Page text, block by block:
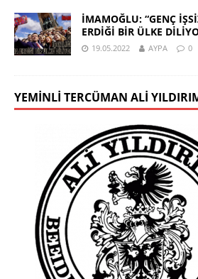
İMAMOĞLU: “GENÇ
ERDİĞİ BİR ÜLKE
19.05.2022 AYPA 0
YEMINLI TERCÜMAN ALI